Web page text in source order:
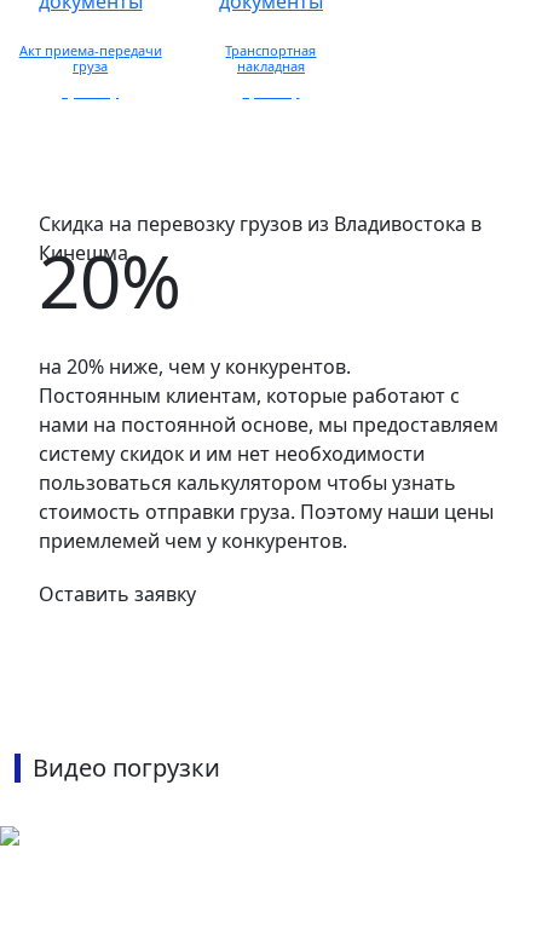
Акт приема-передачи
груза
Транспортная
накладная
Скидка на перевозку грузов из Владивостока в
Кинешма
20%
на 20% ниже, чем у конкурентов.
Постоянным клиентам, которые работают с
нами на постоянной основе, мы предоставляем
систему скидок и им нет необходимости
пользоваться калькулятором чтобы узнать
стоимость отправки груза. Поэтому наши цены
приемлемей чем у конкурентов.
Оставить заявку
Видео погрузки